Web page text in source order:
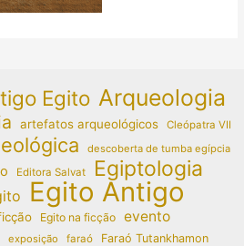
Egito Arqueologia
artefatos arqueológicos Cleópatra VII
descoberta de tumba egípcia
Editora Salvat Egiptologia
Egito Antigo
Egito na ficção evento
exposição faraó Faraó Tutankhamon